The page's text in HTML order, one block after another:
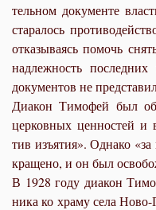
тель­ном до­ку­мен­те
ста­ра­лось
от­ка­зы­ва­ясь по­мочь
над­леж­ность
до­ку­мен­тов не
Диа­кон Ти­мо­фей был
цер­ков­ных цен­но­стей
тив изъ­я­тия». Од­на­ко
кра­ще­но, и он был
В 1928 го­ду диа­кон
ни­ка ко хра­му се­ла